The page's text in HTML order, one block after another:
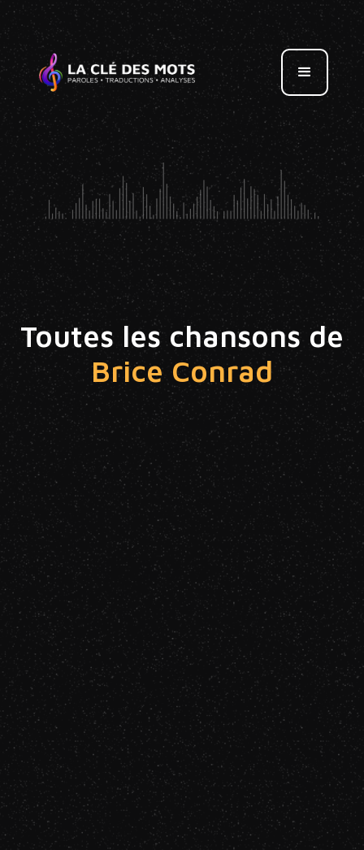
Toutes les chansons de
Brice Conrad